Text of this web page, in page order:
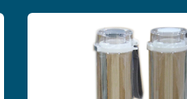
กระติก
กระบอกน้ำ
flask vacuum